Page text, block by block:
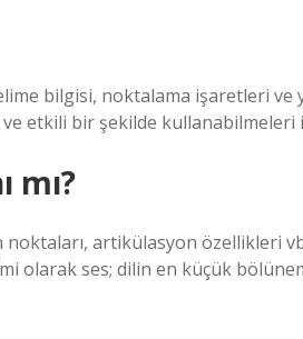
bilgisi, noktalama işaretleri ve
etkili bir şekilde kullanabilmeleri
mı?
artikülasyon özellikleri
olarak ses; dilin en küçük